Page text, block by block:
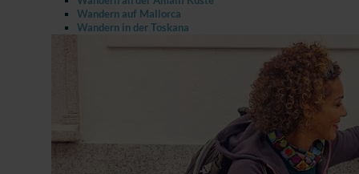
Wandern auf Mallorca
Wandern in der Toskana